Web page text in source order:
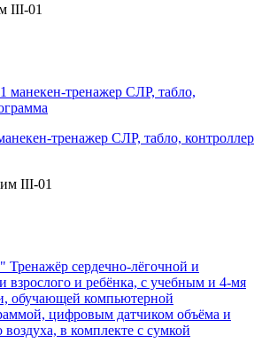
III-01
тренажер СЛР, табло, контроллер
III-01